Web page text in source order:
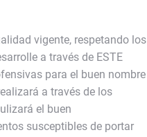
vigente, respetando los
a través de ESTE
para el buen nombre
a través de los
el buen
susceptibles de portar